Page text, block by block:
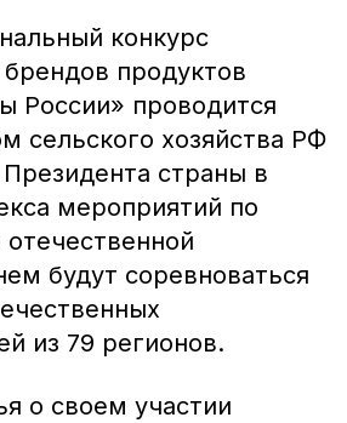
конкурс
продуктов
России» проводится
сельского хозяйства РФ
страны в
мероприятий по
будут соревноваться
из 79 регионов.
о своем участии